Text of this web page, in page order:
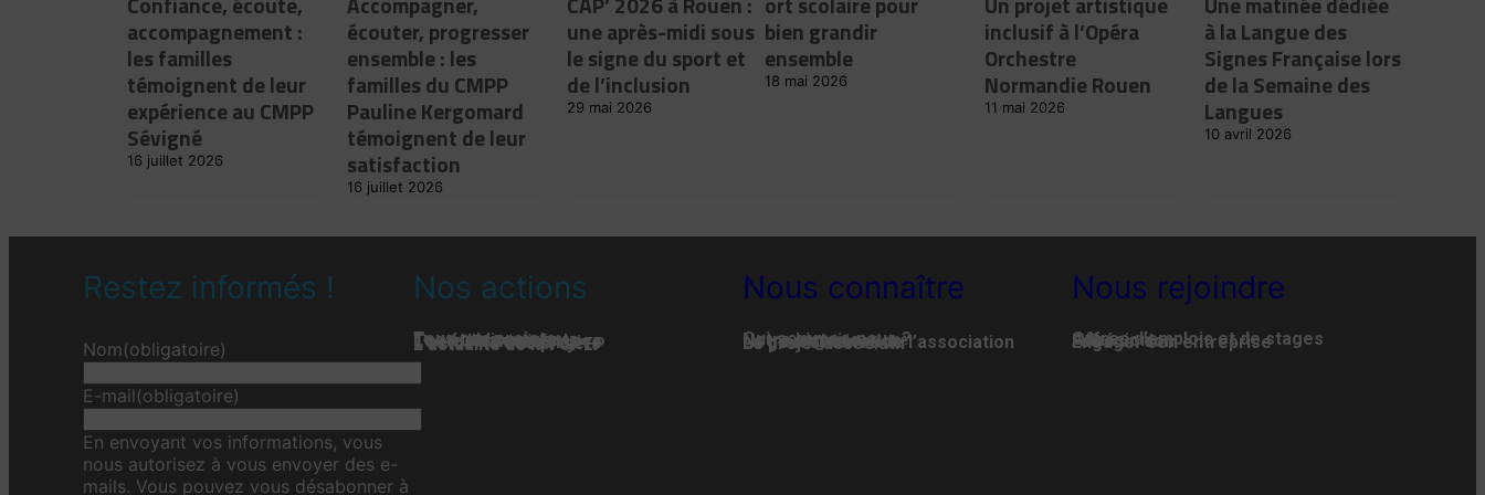
accompagnement :
les familles
témoignent de leur
expérience au CMPP
Sévigné
16 juillet 2026
écouter, progresser
ensemble : les
familles du CMPP
Pauline Kergomard
témoignent de leur
satisfaction
16 juillet 2026
une après-midi sous
le signe du sport et
de l’inclusion
29 mai 2026
bien grandir
ensemble
18 mai 2026
inclusif à l’Opéra
Orchestre
Normandie Rouen
11 mai 2026
à la Langue des
Signes Française lors
de la Semaine des
Langues
10 avril 2026
Restez informés !
Nom(obligatoire)
E-mail(obligatoire)
En envoyant vos informations, vous
nous autorisez à vous envoyer des e-
mails. Vous pouvez vous désabonner à
Nos actions
Tous nos projets
Les établissements
Toute l’actualité
L'actualité associative
L’actualité des projets
L’actualité de la FGPEP
Nous connaître
Qui-sommes-nous ?
Notre histoire
Notre organisation
La gouvernance de l’association
Le projet associatif
Nous rejoindre
Offres d’emplois et de stages
Adhésion
Faire un don
Engager son entreprise